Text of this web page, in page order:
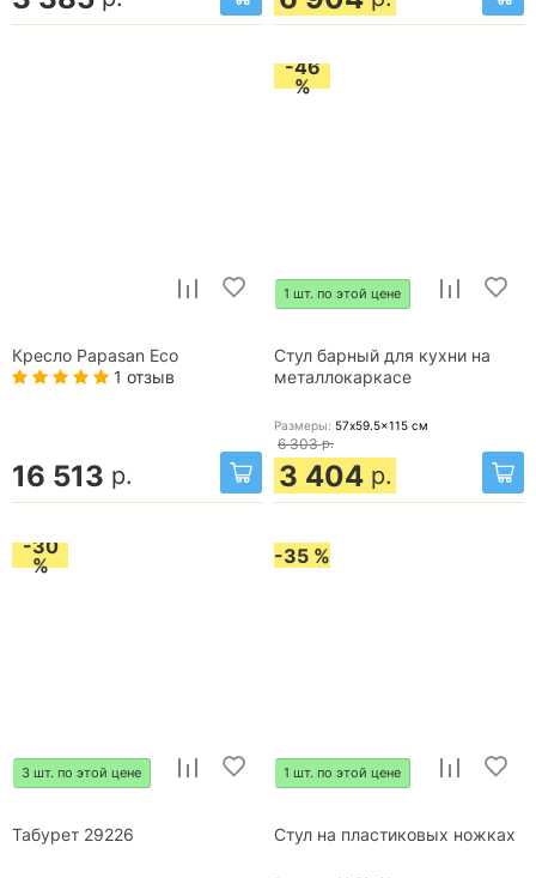
Кресло Papasan Eco
1 отзыв
16 513 р.
-46
%
1 шт. по этой цене
Стул барный для кухни на
металлокаркасе
Размеры: 57x59.5x115 см
6 303 р.
3 404 р.
-30
%
3 шт. по этой цене
Табурет 29226
-35 %
1 шт. по этой цене
Стул на пластиковых ножках